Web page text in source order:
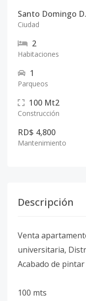
Santo Domingo
Ciudad
2
Habitaciones
1
Parqueos
100 Mt2
Construcción
RD$ 4,800
Mantenimiento
Descripción
Venta
universitaria,
Acabado de
100 mts